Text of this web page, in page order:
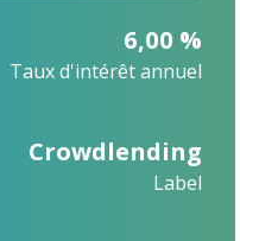
6,00 %
Taux d'intérêt annuel
Crowdlending
Label